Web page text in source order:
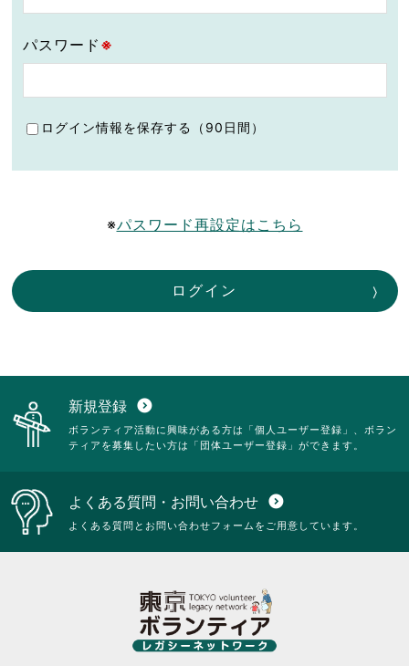
パスワード ※
ログイン情報を保存する（90日間）
※パスワード再設定はこちら
ログイン
新規登録 expand_circle_down
ボランティア活動に興味がある方は「個人ユーザー登録」、ボラン
ティアを募集したい方は「団体ユーザー登録」ができます。
よくある質問・お問い合わせ expand_circle_down
よくある質問とお問い合わせフォームをご用意しています。